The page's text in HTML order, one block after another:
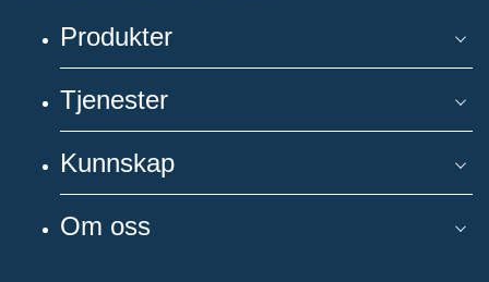
Produkter
Tjenester
Kunnskap
Om oss